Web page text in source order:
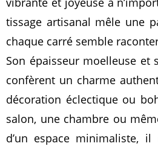
tissage artisanal mêle une
chaque carré semble
Son épaisseur moelleuse et
confèrent un charme
décoration éclectique ou
salon, une chambre ou
d’un espace minimaliste,